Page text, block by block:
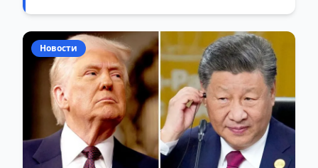
Дональдом Трампом.
Новости